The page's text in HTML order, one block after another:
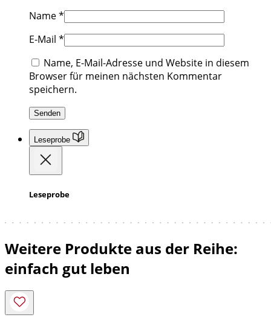
Name*
E-Mail *
Name, E-Mail-Adresse und Website in diesem
Browser für meinen nächsten Kommentar
speichern.
Leseprobe
Leseprobe
Weitere Produkte aus der Reihe:
einfach gut leben